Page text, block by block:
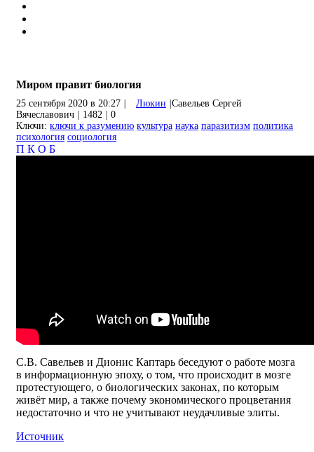
Миром правит биология
25 сентября 2020 в 20:27 Люкин Савельев Сергей
Вячеславович
1482
0
Ключи: ключи к разумению культура наука паразитизм политика
психология социология
П К О Б
С.В. Савельев и Дионис Каптарь беседуют о работе мозга
в информационную эпоху, о том, что происходит в мозге
протестующего, о биологических законах, по которым
живёт мир, а также почему экономического процветания
недостаточно и что не учитывают неудачливые элиты.
Источник